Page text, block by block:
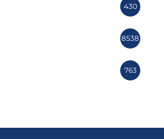
430
8538
763